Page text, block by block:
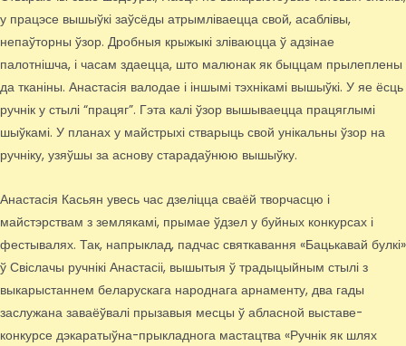
у працэсе вышыўкі заўсёды атрымліваецца свой, асаблівы,
непаўторны ўзор. Дробныя крыжыкі зліваюцца ў адзінае
палотнішча, і часам здаецца, што малюнак як быццам прылеплены
да тканіны. Анастасія валодае і іншымі тэхнікамі вышыўкі. У яе ёсць
ручнік у стылі “працяг”. Гэта калі ўзор вышываецца працяглымі
шыўкамі. У планах у майстрыхі стварыць свой унікальны ўзор на
ручніку, узяўшы за аснову старадаўнюю вышыўку.
Анастасія Касьян увесь час дзеліцца сваёй творчасцю і
майстэрствам з землякамі, прымае ўдзел у буйных конкурсах і
фестывалях. Так, напрыклад, падчас святкавання «Бацькавай булкі»
ў Свіслачы ручнікі Анастасіі, вышытыя ў традыцыйным стылі з
выкарыстаннем беларускага народнага арнаменту, два гады
заслужана заваёўвалі прызавыя месцы ў абласной выставе-
конкурсе дэкаратыўна-прыкладнога мастацтва «Ручнік як шлях